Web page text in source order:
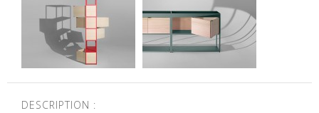
DESCRIPTION :